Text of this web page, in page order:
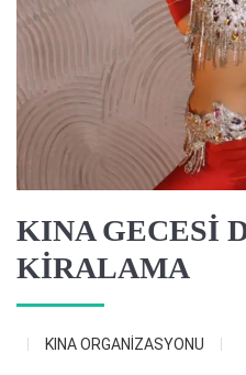
KINA GECESİ
KİRALAMA
KINA ORGANİZASYONU